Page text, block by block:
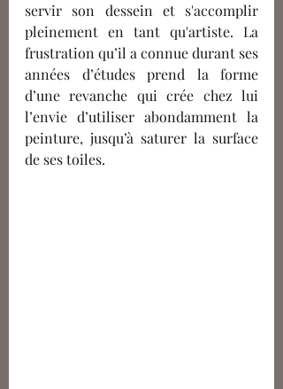
servir son dessein et s'accomplir
pleinement en tant qu'artiste. La
frustration qu’il a connue durant ses
années d’études prend la forme
d’une revanche qui crée chez lui
l’envie d’utiliser abondamment la
peinture, jusqu’à saturer la surface
de ses toiles.